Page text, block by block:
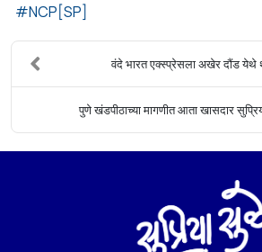
NCP[SP]
वंदे भारत एक्स्प्रेसला अखेर दौंड येथे
पुणे खंडपीठाच्या मागणीत आता खासदार